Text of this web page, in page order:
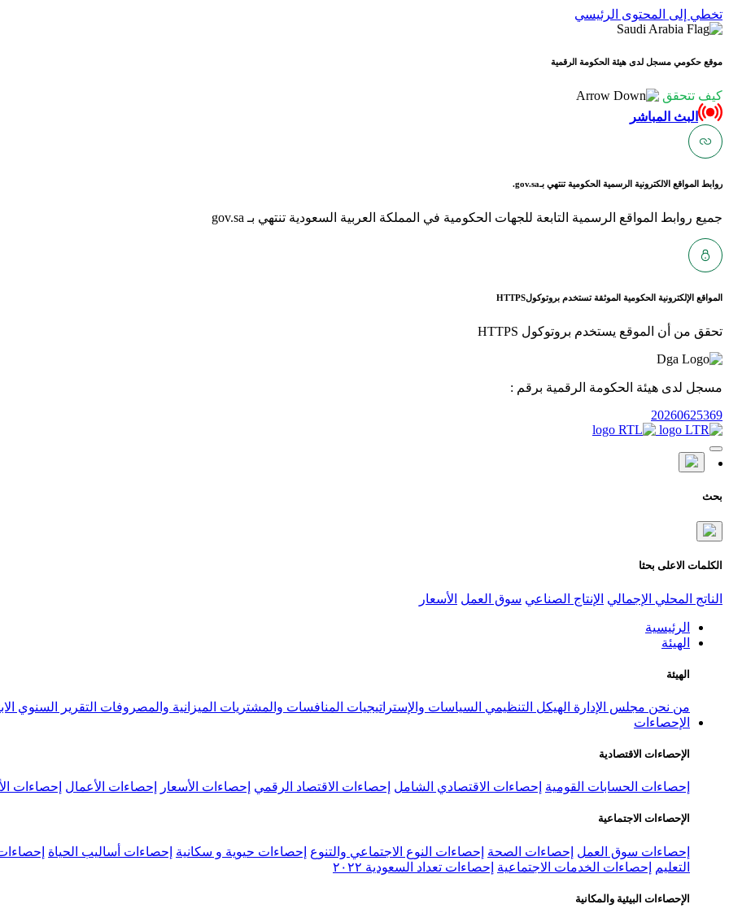
تخطي إلى المحتوى الرئيسي
موقع حكومي مسجل لدى هيئة الحكومة الرقمية
كيف تتحقق
البث المباشر
روابط المواقع الالكترونية الرسمية الحكومية تنتهي بـgov.sa.
جميع روابط المواقع الرسمية التابعة للجهات الحكومية في المملكة العربية السعودية تنتهي بـ gov.sa
المواقع الإلكترونية الحكومية الموثقة تستخدم بروتوكولHTTPS
تحقق من أن الموقع يستخدم بروتوكول HTTPS
مسجل لدى هيئة الحكومة الرقمية برقم :
20260625369
بحث
الكلمات الاعلى بحثا
الناتج المحلي الإجمالي الإنتاج الصناعي سوق العمل الأسعار
الرئيسية
الهيئة
الهيئة
من نحن مجلس الإدارة الهيكل التنظيمي السياسات والإستراتيجيات المنافسات والمشتريات الميزانية والمصروفات التقرير السنوي
الإحصاءات
الإحصاءات الاقتصادية
إحصاءات الحسابات القومية إحصاءات الاقتصادي الشامل إحصاءات الاقتصاد الرقمي إحصاءات الأسعار إحصاءات الأعمال إحصاءات
الإحصاءات الاجتماعية
إحصاءات سوق العمل إحصاءات الصحة إحصاءات النوع الاجتماعي والتنوع إحصاءات حيوية و سكانية إحصاءات أساليب الحياة
التعليم
إحصاءات الخدمات الاجتماعية إحصاءات تعداد السعودية ٢٠٢٢
الإحصاءات البيئية والمكانية